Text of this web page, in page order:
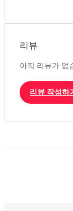
리뷰
아직 리뷰가 없
리뷰 작성하